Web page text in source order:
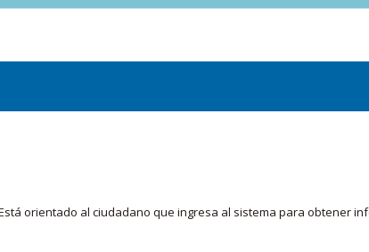
orientado al ciudadano que ingresa al sistema para obtener